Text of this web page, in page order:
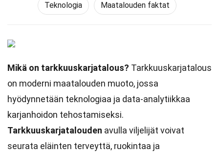
Teknologia Maatalouden faktat
Mikä on tarkkuuskarjatalous? Tarkkuuskarjatalous
on moderni maatalouden muoto, jossa
hyödynnetään teknologiaa ja data-analytiikkaa
karjanhoidon tehostamiseksi.
Tarkkuuskarjatalouden avulla viljelijät voivat
seurata eläinten terveyttä, ruokintaa ja